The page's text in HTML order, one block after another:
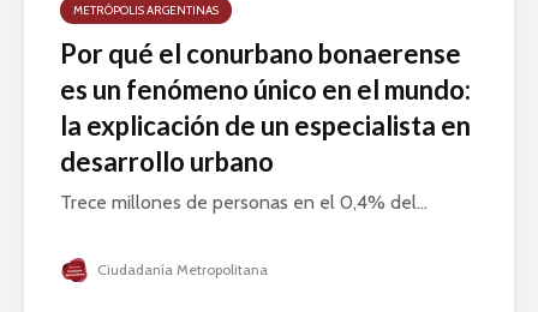
METRÓPOLIS ARGENTINAS
Por qué el conurbano bonaerense
es un fenómeno único en el mundo:
la explicación de un especialista en
desarrollo urbano
Trece millones de personas en el 0,4% del...
Ciudadanía Metropolitana